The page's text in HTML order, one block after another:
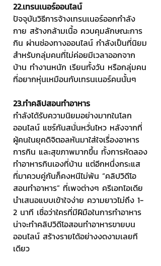
22.เทรนเนอร์ออนไลน์
ปัจจุบันวิธีการจ้างเทรนเนอร์ออกกำลัง
กาย สร้างกล้ามเนื้อ ควบคุมลักษณะการ
กิน ผ่านช่องทางออนไลน์ กำลังเป็นที่นิยม
สำหรับกลุ่มคนที่ไม่ค่อยมีเวลาออกจาก
บ้าน ทำงานหนัก เรียนทั้งวัน หรือกลุ่มคน
ที่อยากหุ่นเหมือนกับเทรนเนอร์คนนั้นๆ
23.ทำคลิปสอนทำอาหาร
กำลังได้รับความนิยมอย่างมากในโลก
ออนไลน์ แชร์กันสนั่นหวั่นไหว หลังจากที่
ผู้คนในยุคดิจิตอลหันมาใส่ใจเรื่องอาหาร
การกิน และสุขภาพมากขึ้น ทั้งการหัดลอง
ทำอาหารกินเองที่บ้าน แต่อีกหนึ่งกระแส
ที่มาควบคู่กันก็คงหนีไม่พ้น “คลิปวิดีโอ
สอนทำอาหาร” ที่เพจต่างๆ ครีเอทไอเดีย
นำเสนอแบบเข้าใจง่าย ความยาวไม่ถึง 1-
2 นาที เชื่อว่าใครที่มีฝีมือในการทำอาหาร
น่าจะทำคลิปวิดีโอสอนทำอาหารขายบน
ออนไลน์ สร้างรายได้อย่างงดงามเลยที
เดียว